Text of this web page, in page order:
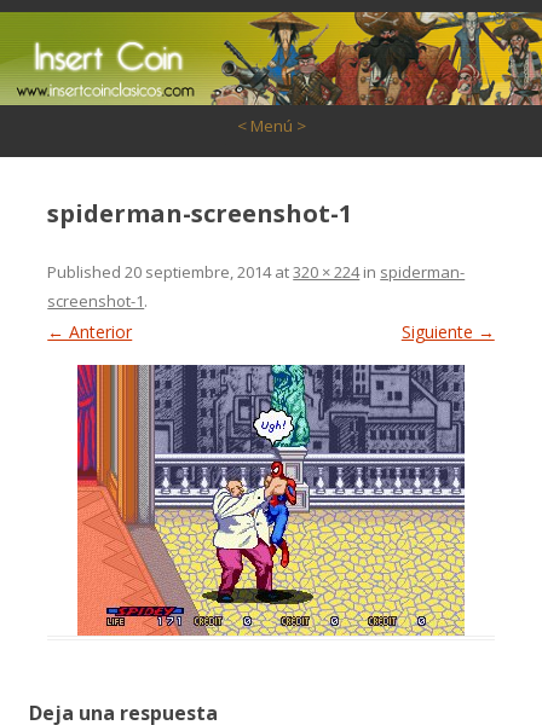
< Menú >
spiderman-screenshot-1
Published20 septiembre, 2014at320 × 224in spiderman-
screenshot-1.
← Anterior Siguiente →
Deja una respuesta